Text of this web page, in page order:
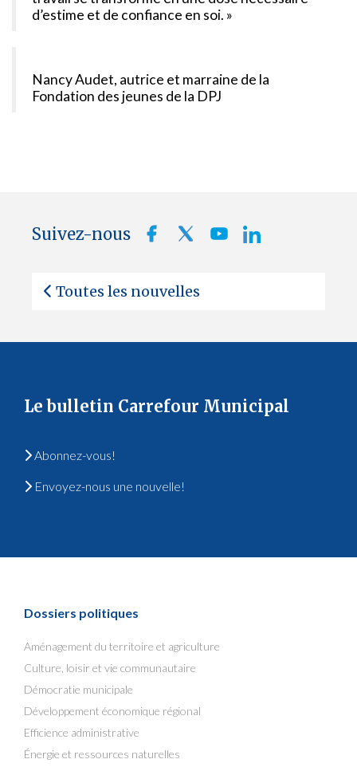
d’estime et de confiance en soi. »
Nancy Audet, autrice et marraine de la
Fondation des jeunes de la DPJ
Suivez-nous
Toutes les nouvelles
Le bulletin Carrefour Municipal
Abonnez-vous!
Envoyez-nous une nouvelle!
Dossiers politiques
Aménagement du territoire et agriculture
Culture, loisir et vie communautaire
Démocratie municipale
Développement économique régional
Efficience administrative
Énergie et ressources naturelles